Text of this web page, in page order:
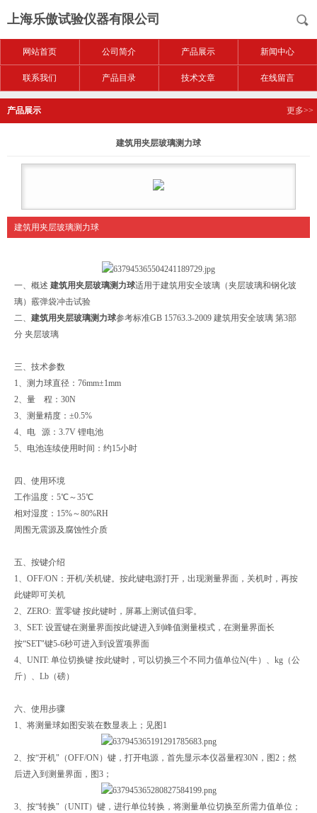
上海乐傲试验仪器有限公司
网站首页 公司简介 产品展示 新闻中心
联系我们 产品目录 技术文章 在线留言
产品展示 更多>>
建筑用夹层玻璃测力球
建筑用夹层玻璃测力球
一、概述 建筑用夹层玻璃测力球适用于建筑用安全玻璃（夹层玻璃和钢化玻
璃）霰弹袋冲击试验
二、 建筑用夹层玻璃测力球参考标准GB 15763.3-2009 建筑用安全玻璃 第3部
分 夹层玻璃
三、技术参数
1、测力球直径：76mm±1mm
2、量 程：30N
3、测量精度：±0.5%
4、电 源：3.7V 锂电池
5、电池连续使用时间：约15小时
四、使用环境
工作温度：5℃～35℃
相对湿度：15%～80%RH
周围无震源及腐蚀性介质
五、按键介绍
1、OFF/ON：开机/关机键。按此键电源打开，出现测量界面，关机时，再按
此键即可关机
2、ZERO: 置零键 按此键时，屏幕上测试值归零。
3、SET: 设置键在测量界面按此键进入到峰值测量模式，在测量界面长
按“SET"键5-6秒可进入到设置项界面
4、UNIT: 单位切换键 按此键时，可以切换三个不同力值单位N(牛）、kg（公
斤）、Lb（磅）
六、使用步骤
1、将测量球如图安装在数显表上；见图1
2、按“开机"（OFF/ON）键，打开电源，首先显示本仪器量程30N，图2；然
后进入到测量界面，图3；
3、按“转换"（UNIT）键，进行单位转换，将测量单位切换至所需力值单位；